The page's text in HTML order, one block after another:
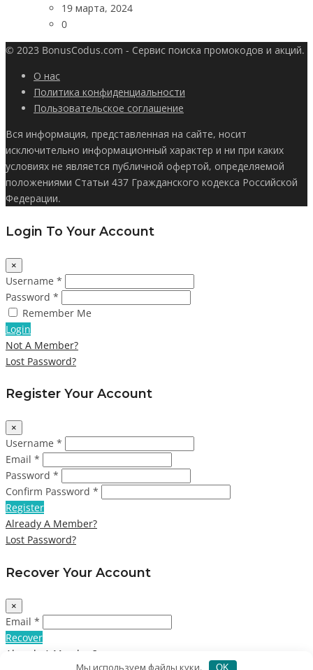
19 марта, 2024
0
© 2023 BonusCodus.com - Сервис поиска промокодов и акций.
О нас
Политика конфиденциальности
Пользовательское соглашение
Вся информация, представленная на сайте, носит
исключительно информационный характер и ни при каких
условиях не является публичной офертой, определяемой
положениями Статьи 437 Гражданского кодекса Российской
Федерации.
Login To Your Account
×
Username *
Password *
Remember Me
Login
Not A Member?
Lost Password?
Register Your Account
×
Username *
Email *
Password *
Confirm Password *
Register
Already A Member?
Lost Password?
Recover Your Account
×
Email *
Recover
Already A Member?
Мы используем файлы куки. OK